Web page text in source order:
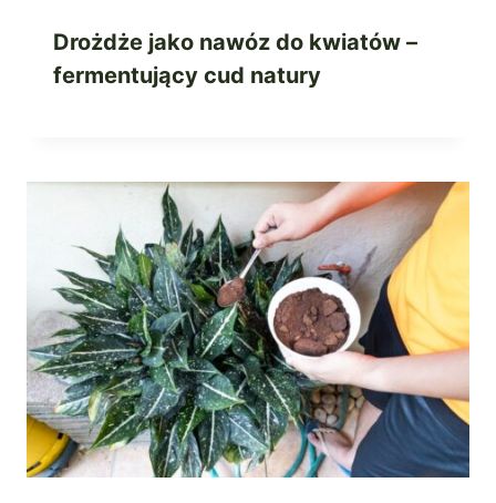
Drożdże jako nawóz do kwiatów –
fermentujący cud natury